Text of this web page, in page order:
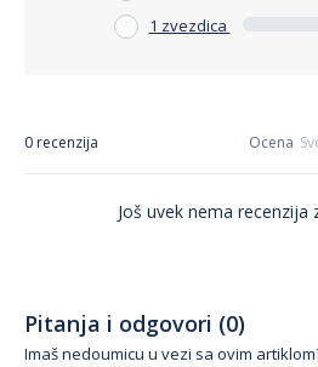
1 zvezdica
0 recenzija Ocena
Još uvek nema recenzija
Pitanja i odgovori (0)
Imaš nedoumicu u vezi sa ovim